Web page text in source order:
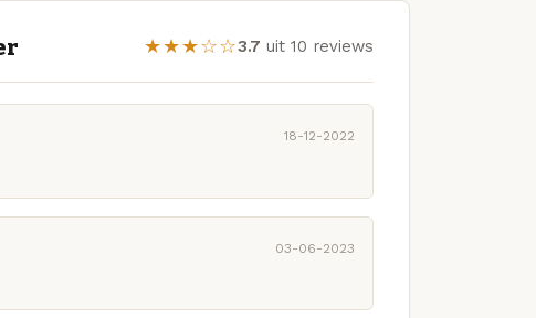
★★★☆☆3.7 uit 10 reviews
18-12-2022
03-06-2023